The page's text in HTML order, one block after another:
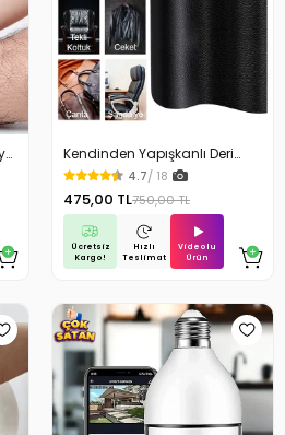
Kendinden Yapışkanlı Deri
Döşeme Deri Tamir Kiti Siyah
100 Cm x 50 Cm
4.7/ 18
475,00 TL750,00 TL
Ücretsiz
Kargo!
Hızlı
Teslimat
Videolu
Ürün